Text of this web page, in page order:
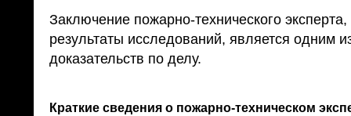
Заключение пожарно-технического
результаты исследований, является одним
доказательств по делу.
Краткие сведения о пожарно-техническом